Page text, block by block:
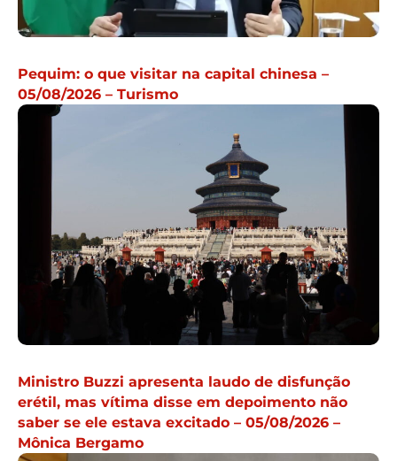
Pequim: o que visitar na capital chinesa –
05/08/2026 – Turismo
Ministro Buzzi apresenta laudo de disfunção
erétil, mas vítima disse em depoimento não
saber se ele estava excitado – 05/08/2026 –
Mônica Bergamo